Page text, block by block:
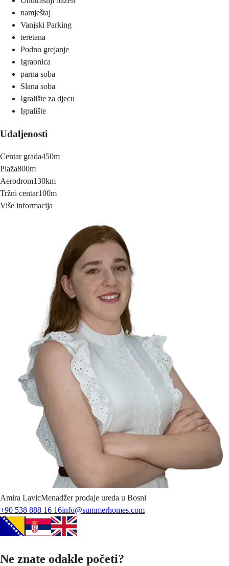
namještaj
Vanjski Parking
teretana
Podno grejanje
Igraonica
parna soba
Slana soba
Igralište za djecu
Igralište
Udaljenosti
Centar grada450m
Plaža800m
Aerodrom130km
Tržni centar100m
Više informacija
Amira LavicMenadžer prodaje ureda u Bosni
+90 538 888 16 16info@summerhomes.com
Ne znate odakle početi?